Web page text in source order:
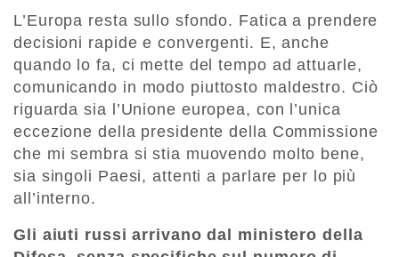
L’Europa resta sullo sfondo. Fatica a prendere
decisioni rapide e convergenti. E, anche
quando lo fa, ci mette del tempo ad attuarle,
comunicando in modo piuttosto maldestro. Ciò
riguarda sia l’Unione europea, con l’unica
eccezione della presidente della Commissione
che mi sembra si stia muovendo molto bene,
sia singoli Paesi, attenti a parlare per lo più
all’interno.
Gli aiuti russi arrivano dal ministero della